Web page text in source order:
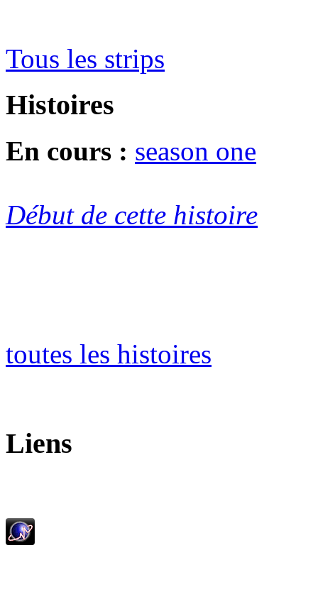
Tous les strips
Histoires
En cours : season one
Début de cette histoire
toutes les histoires
Liens